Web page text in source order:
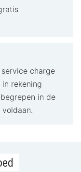
charge
rekening
in de